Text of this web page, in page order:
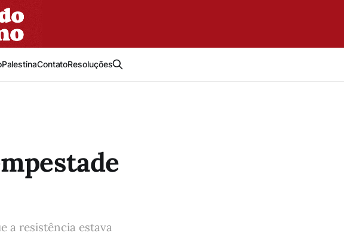
PalestinaContatoResoluções
a resistência estava